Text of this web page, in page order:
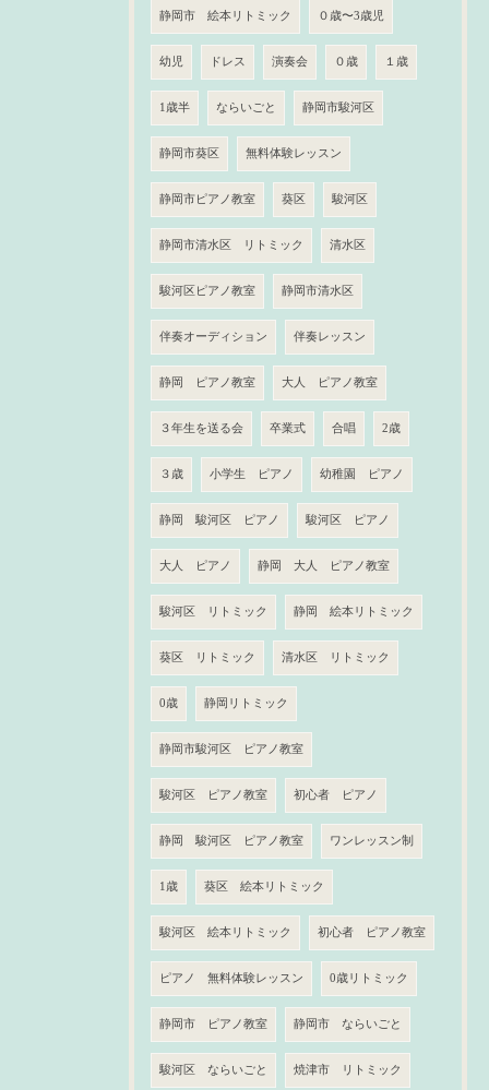
静岡市 絵本リトミック ０歳〜3歳児
幼児 ドレス 演奏会 ０歳 １歳
1歳半 ならいごと 静岡市駿河区
静岡市葵区 無料体験レッスン
静岡市ピアノ教室 葵区 駿河区
静岡市清水区 リトミック 清水区
駿河区ピアノ教室 静岡市清水区
伴奏オーディション 伴奏レッスン
静岡 ピアノ教室 大人 ピアノ教室
３年生を送る会 卒業式 合唱 2歳
３歳 小学生 ピアノ 幼稚園 ピアノ
静岡 駿河区 ピアノ 駿河区 ピアノ
大人 ピアノ 静岡 大人 ピアノ教室
駿河区 リトミック 静岡 絵本リトミック
葵区 リトミック 清水区 リトミック
0歳 静岡リトミック
静岡市駿河区 ピアノ教室
駿河区 ピアノ教室 初心者 ピアノ
静岡 駿河区 ピアノ教室 ワンレッスン制
1歳 葵区 絵本リトミック
駿河区 絵本リトミック 初心者 ピアノ教室
ピアノ 無料体験レッスン 0歳リトミック
静岡市 ピアノ教室 静岡市 ならいごと
駿河区 ならいごと 焼津市 リトミック